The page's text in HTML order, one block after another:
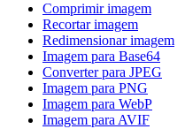
Comprimir imagem
Recortar imagem
Redimensionar imagem
Imagem para Base64
Converter para JPEG
Imagem para PNG
Imagem para WebP
Imagem para AVIF